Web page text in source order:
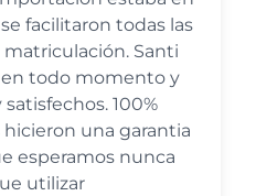
facilitaron todas las
Santi
todo momento y
100%
una garantia
esperamos nunca
utilizar